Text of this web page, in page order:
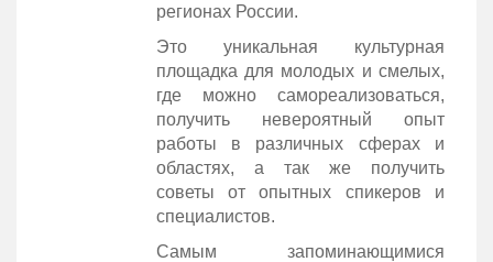
регионах России.
Это уникальная культурная
площадка для молодых и смелых,
где можно самореализоваться,
получить невероятный опыт
работы в различных сферах и
областях, а так же получить
советы от опытных спикеров и
специалистов.
Самым запоминающимися